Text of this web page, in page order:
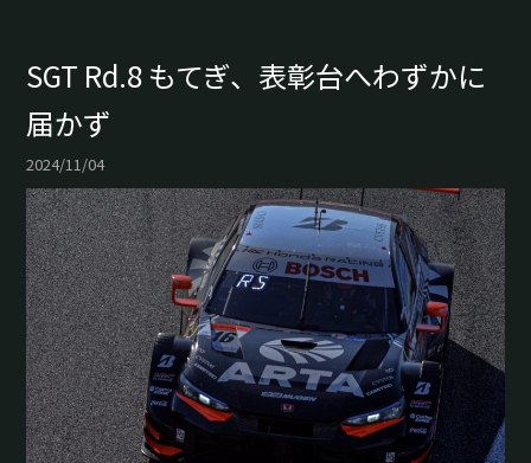
SGT Rd.8 もてぎ、表彰台へわずかに
届かず
2024/11/04